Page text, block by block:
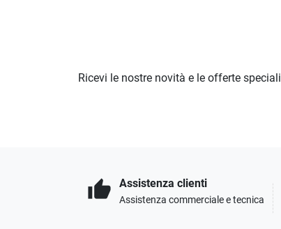
Ricevi le nostre novità e le offerte speciali
thumb_up Assistenza clienti
Assistenza commerciale e tecnica